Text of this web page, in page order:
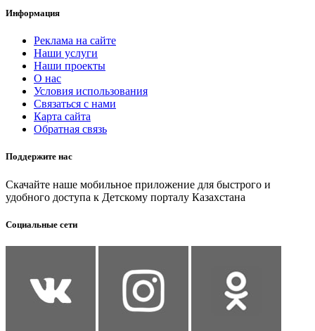
Информация
Реклама на сайте
Наши услуги
Наши проекты
О нас
Условия использования
Связаться с нами
Карта сайта
Обратная связь
Поддержите нас
Скачайте наше мобильное приложение для быстрого и
удобного доступа к Детскому порталу Казахстана
Социальные сети